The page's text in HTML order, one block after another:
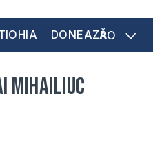
DONEAZĂRO
Mihailiuc